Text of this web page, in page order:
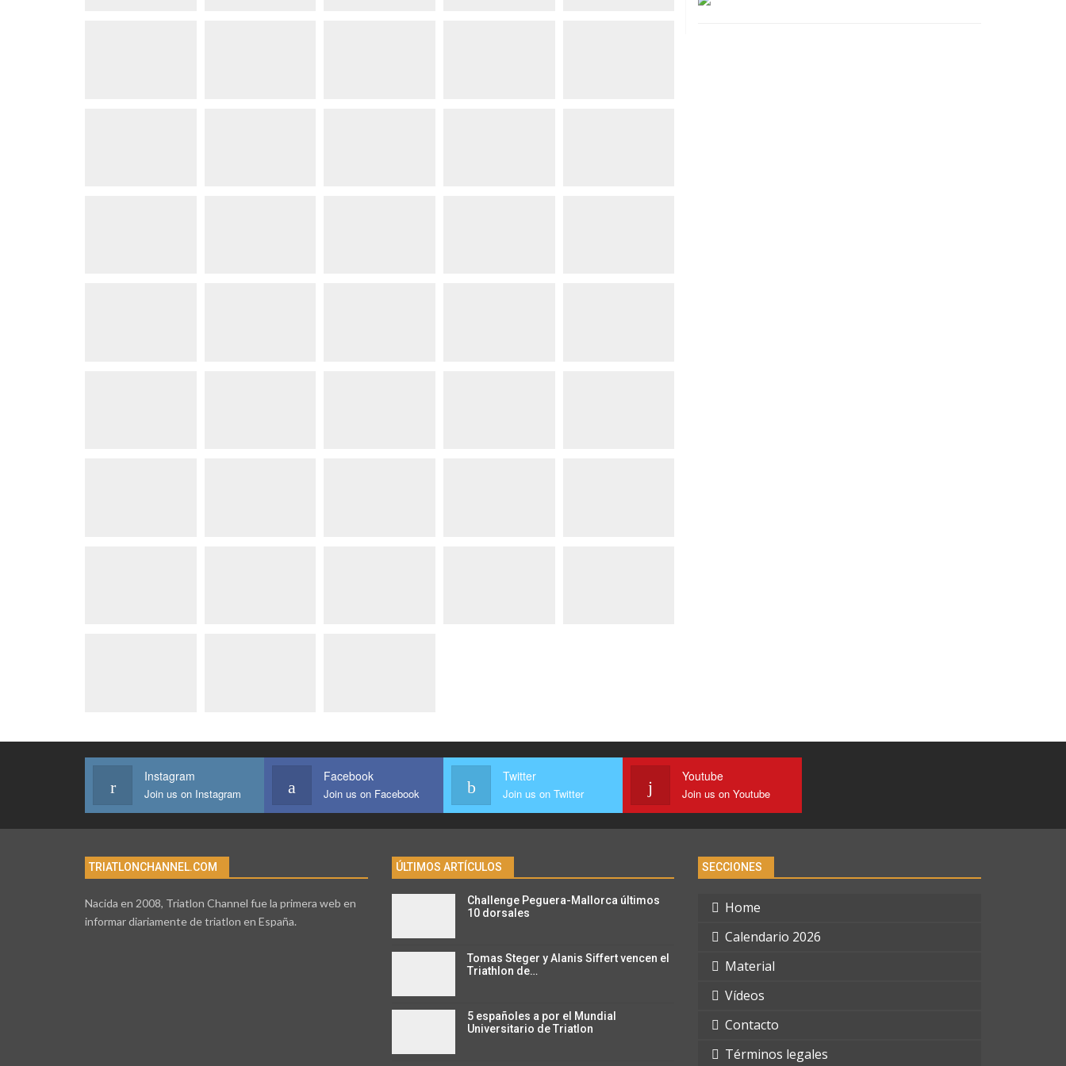
Instagram
Join us on Instagram
Facebook
Join us on Facebook
Twitter
Join us on Twitter
Youtube
Join us on Youtube
TRIATLONCHANNEL.COM
Nacida en 2008, Triatlon Channel fue la primera web en
informar diariamente de triatlon en España.
ÚLTIMOS ARTÍCULOS
Challenge Peguera-Mallorca últimos
10 dorsales
Tomas Steger y Alanis Siffert vencen el
Triathlon de…
5 españoles a por el Mundial
Universitario de Triatlon
SECCIONES
Home
Calendario 2026
Material
Vídeos
Contacto
Términos legales